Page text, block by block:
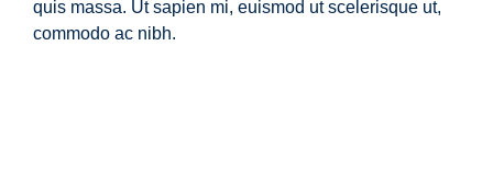
quis massa. Ut sapien mi, euismod ut scelerisque ut,
commodo ac nibh.